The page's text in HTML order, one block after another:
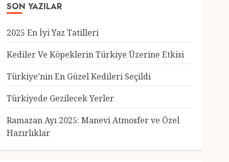
SON YAZILAR
2025 En İyi Yaz Tatilleri
Kediler Ve Köpeklerin Türkiye Üzerine Etkisi
Türkiye’nin En Güzel Kedileri Seçildi
Türkiyede Gezilecek Yerler
Ramazan Ayı 2025: Manevi Atmosfer ve Özel
Hazırlıklar
3
Genel
Türkiye’nin En Güzel
Kedileri Seçildi